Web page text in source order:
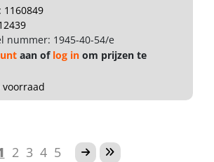
nummer: 1945-40-54/e
aan of log in om prijzen te
2 3 4 5